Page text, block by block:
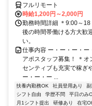
フルリモート
時給1,200円～2,000円
勤務時間詳細 ＊9:00～
後の時間帯働ける方大歓
い。
仕事内容 ー・ー・ー・ー
アポスタッフ募集！ ＊
センティブも充実で稼ぎ
ー・ー・ー ...
扶養内勤務OK 社員登用あり
シフト自由
学歴不問 平日のみ
月1シフト提出
研修あり 在宅